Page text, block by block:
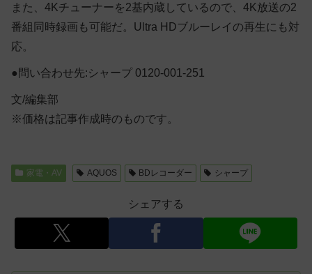
また、4Kチューナーを2基内蔵しているので、4K放送の2
番組同時録画も可能だ。Ultra HDブルーレイの再生にも対
応。
●問い合わせ先:シャープ 0120-001-251
文/編集部
※価格は記事作成時のものです。
家電・AV AQUOS BDレコーダー シャープ
シェアする